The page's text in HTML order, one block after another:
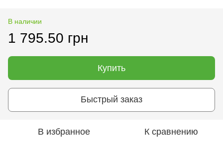
В наличии
1 795.50 грн
Купить
Быстрый заказ
В избранное К сравнению